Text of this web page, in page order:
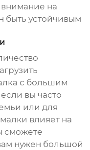
на
быть устойчивым
с большим
вы часто
или для
влияет на
сможете
нужен большой